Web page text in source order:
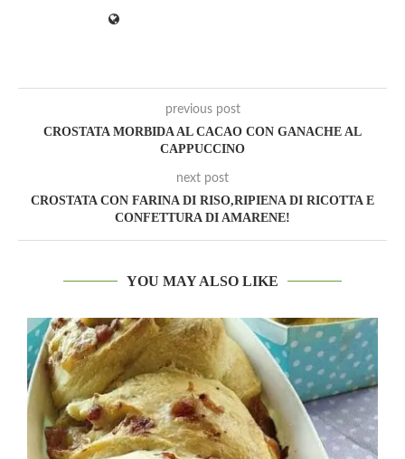
previous post
CROSTATA MORBIDA AL CACAO CON GANACHE AL
CAPPUCCINO
next post
CROSTATA CON FARINA DI RISO,RIPIENA DI RICOTTA E
CONFETTURA DI AMARENE!
YOU MAY ALSO LIKE